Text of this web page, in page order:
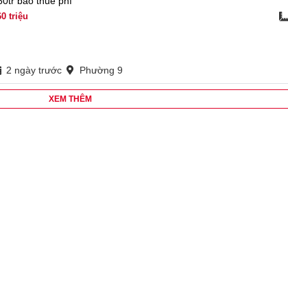
triệu
2 ngày trước Phường 9
XEM THÊM